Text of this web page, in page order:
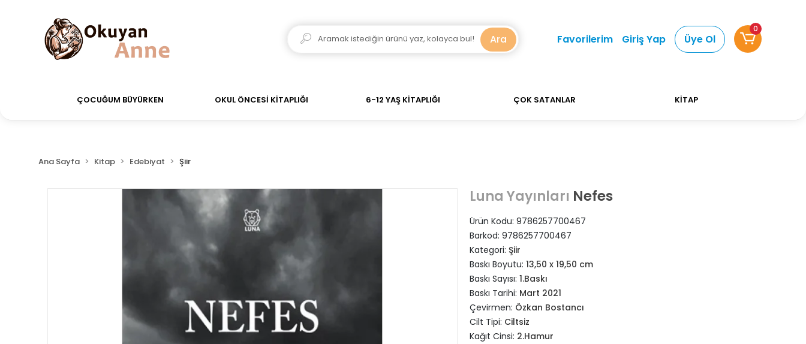
siparişler Aynı Gün Kargo! Saat 11:00'a kadar verdiğiniz siparişler Aynı Gün Kargo! 700 TL Üzeri Alışverişlerinizde Kargo Ücretsiz! Bizi tercih
Ara Favorilerim Giriş Yap Üye Ol
0
ÇOCUĞUM BÜYÜRKEN OKUL ÖNCESİ KİTAPLIĞI 6-12 YAŞ KİTAPLIĞI ÇOK SATANLAR KİTAP
Ana Sayfa Kitap Edebiyat Şiir
Luna Yayınları Nefes
Ürün Kodu: 9786257700467
Barkod: 9786257700467
Kategori: Şiir
Baskı Boyutu: 13,50 x 19,50 cm
Baskı Sayısı: 1.Baskı
Baskı Tarihi: Mart 2021
Çevirmen: Özkan Bostancı
Cilt Tipi: Ciltsiz
Kağıt Cinsi: 2.Hamur